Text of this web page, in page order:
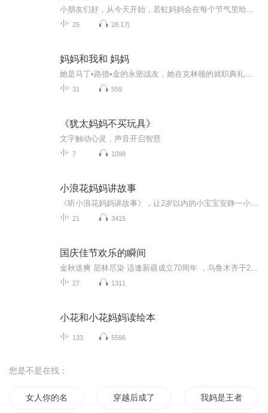
25 28.1万
妈妈和我和 妈妈
31 559
《犹太妈妈不买玩具》
文字触动心灵，声音开启智慧
7 1098
小浪花妈妈讲故事
21 3415
国庆佳节欢乐的瞬间
27 1311
小花和小花妈妈读绘本
133 5596
您是不是在找：
女人你的名字叫妈妈 穿越后成了皇上他后妈 我妈是王者